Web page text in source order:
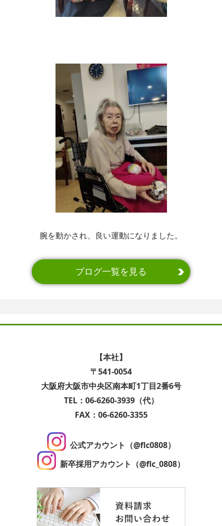
腕を動かされ、良い運動になりました。
ブログ一覧を見る
【本社】
〒541-0054
大阪府大阪市中央区南本町1丁目2番6号
TEL：06-6260-3939（代）
FAX：06-6260-3355
公式アカウント（@flc0808）
新卒採用アカウント（@flc_0808）